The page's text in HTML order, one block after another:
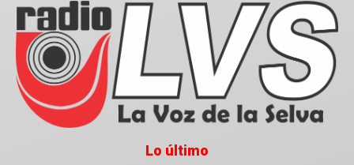
Lo último